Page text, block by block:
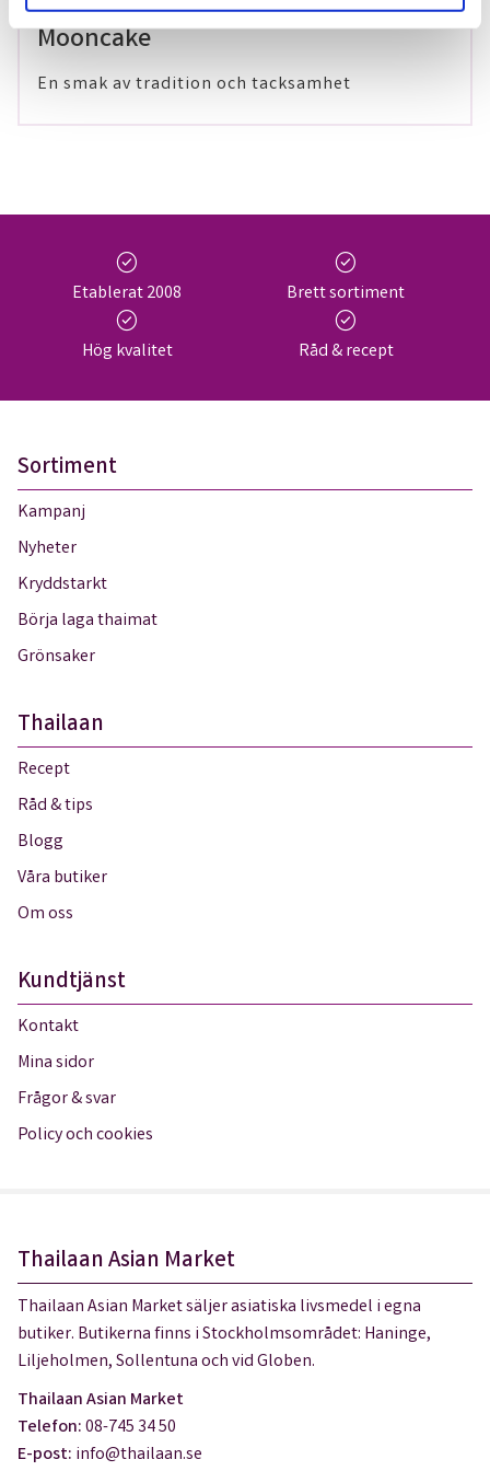
29 maj 2024
Mooncake
En smak av tradition och tacksamhet
check_circle
Etablerat 2008
check_circle
Brett sortiment
check_circle
Hög kvalitet
check_circle
Råd & recept
Sortiment
Kampanj
Nyheter
Kryddstarkt
Börja laga thaimat
Grönsaker
Thailaan
Recept
Råd & tips
Blogg
Våra butiker
Om oss
Kundtjänst
Kontakt
Mina sidor
Frågor & svar
Policy och cookies
Thailaan Asian Market
Thailaan Asian Market säljer asiatiska livsmedel i egna
butiker. Butikerna finns i Stockholmsområdet: Haninge,
Liljeholmen, Sollentuna och vid Globen.
Thailaan Asian Market
Telefon:08-745 34 50
E-post: info@thailaan.se